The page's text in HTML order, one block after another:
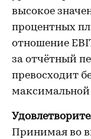
высокое
процентных
отношение
за отчётный
превосходит
максимальной
Принимая во